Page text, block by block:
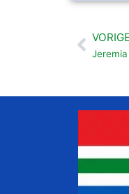
VORIGE